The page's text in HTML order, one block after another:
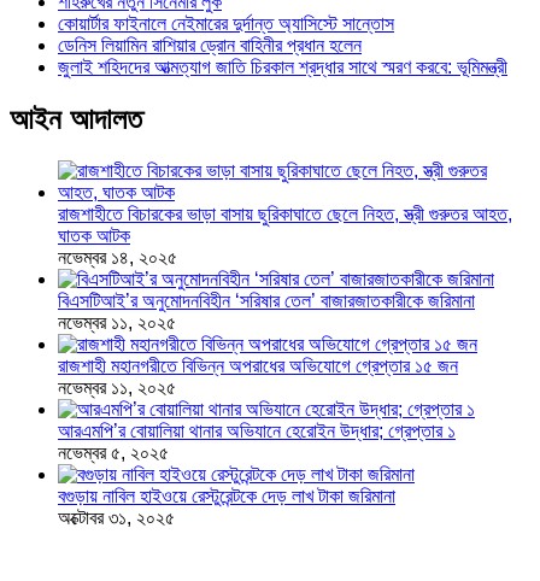
কোয়ার্টার ফাইনালে নেইমারের দুর্দান্ত অ্যাসিস্টে সান্তোস
ডেনিস লিয়ামিন রাশিয়ার ড্রোন বাহিনীর প্রধান হলেন
জুলাই শহিদদের আত্মত্যাগ জাতি চিরকাল শ্রদ্ধার সাথে স্মরণ করবে: ভূমিমন্ত্রী
আইন আদালত
রাজশাহীতে বিচারকের ভাড়া বাসায় ছুরিকাঘাতে ছেলে নিহত, স্ত্রী গুরুতর আহত,
ঘাতক আটক
নভেম্বর ১৪, ২০২৫
বিএসটিআই’র অনুমোদনবিহীন ‘সরিষার তেল’ বাজারজাতকারীকে জরিমানা
নভেম্বর ১১, ২০২৫
রাজশাহী মহানগরীতে বিভিন্ন অপরাধের অভিযোগে গ্রেপ্তার ১৫ জন
নভেম্বর ১১, ২০২৫
আরএমপি’র বোয়ালিয়া থানার অভিযানে হেরোইন উদ্ধার; গ্রেপ্তার ১
নভেম্বর ৫, ২০২৫
বগুড়ায় নাবিল হাইওয়ে রেস্টুরেন্টকে দেড় লাখ টাকা জরিমানা
অক্টোবর ৩১, ২০২৫